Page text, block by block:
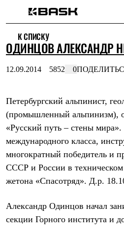
Интернет-магазин
Мужская одежда
Утепленная пухом
Куртки
Брюки
Утепленная синтетикой
Куртки
Брюки
Штормовая одежда
Куртки
Софтшелл одежда
Куртки
Брюки
Термобелье
К СПИСКУ
ОДИНЦОВ АЛЕКСАНДР
12.09.2014 5852 0
Петербургский альпинист,
(промышленный альпинизм),
«Русский путь – стены
международного класса,
многократный победитель и
СССР и России в техническом
жетона «Спасотряд». Д.р.
Александр Одинцов начал
секции Горного института и